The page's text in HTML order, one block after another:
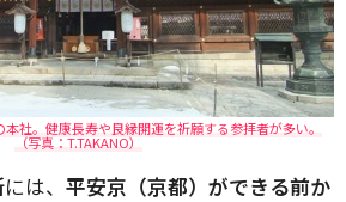
社。健康長寿や良縁開運を祈願する参拝者が多い。
（写真：T.TAKANO）
には、 平安京（京都）ができる前か